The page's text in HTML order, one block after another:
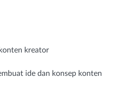
kreator
ide dan konsep konten